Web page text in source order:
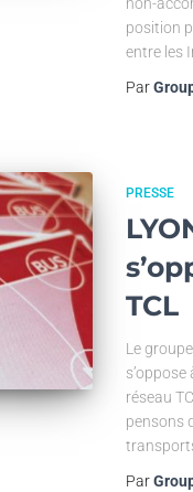
non-
position
entre les
Par
PRESSE
TCL
Le
réseau
pensons
Par